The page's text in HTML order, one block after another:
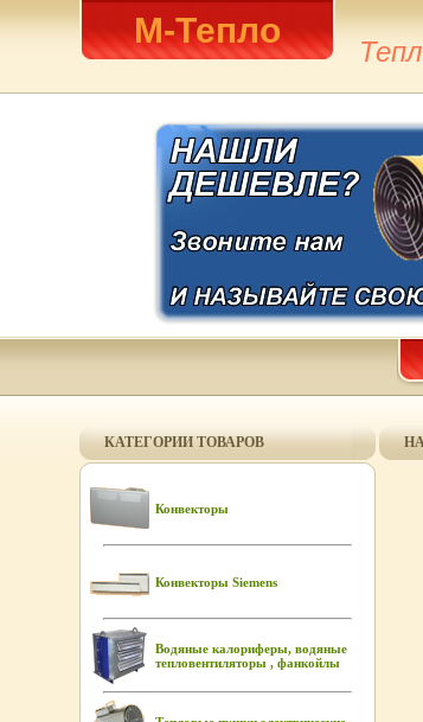
М-Тепло
КАТЕГОРИИ ТОВАРОВ
Конвекторы
Конвекторы Siemens
Водяные калориферы, водяные
тепловентиляторы , фанкойлы